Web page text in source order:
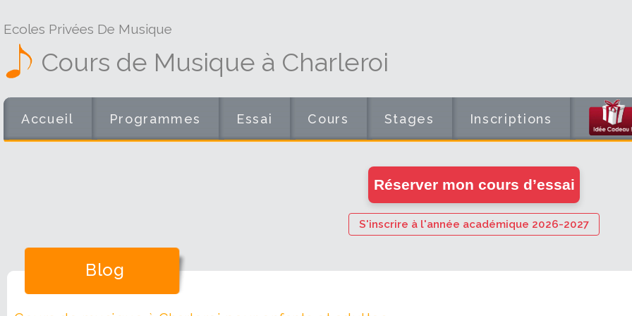
Ecoles Privées De Musique
Cours de Musique à Charleroi
Accueil Programmes Essai Cours Stages Inscriptions
Réserver mon cours d’essai
S'inscrire à l'année académique 2026-2027
Blog